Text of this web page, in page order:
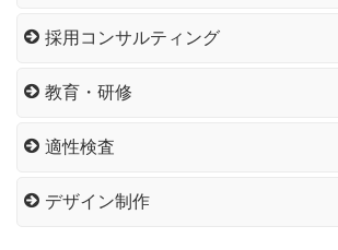
採用コンサルティング
教育・研修
適性検査
デザイン制作